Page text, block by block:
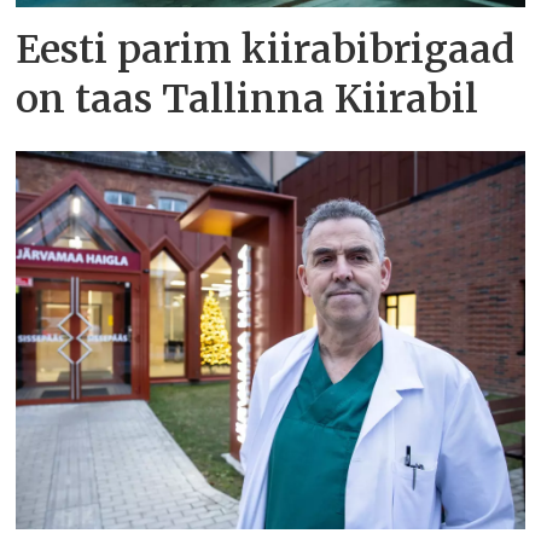
Eesti parim kiirabibrigaad
on taas Tallinna Kiirabil